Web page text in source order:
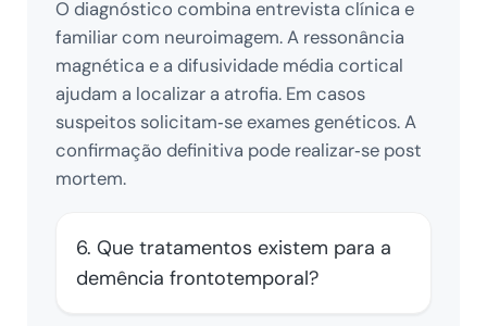
O diagnóstico combina entrevista clínica e
familiar com neuroimagem. A ressonância
magnética e a difusividade média cortical
ajudam a localizar a atrofia. Em casos
suspeitos solicitam‑se exames genéticos. A
confirmação definitiva pode realizar‑se post
mortem.
6. Que tratamentos existem para a
demência frontotemporal?